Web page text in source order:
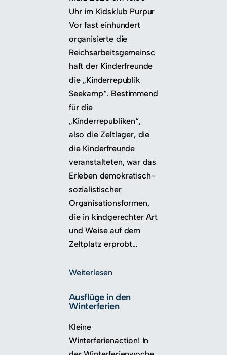
Uhr im Kidsklub Purpur
Vor fast einhundert
organisierte die
Reichsarbeitsgemeinsc
haft der Kinderfreunde
die „Kinderrepublik
Seekamp“. Bestimmend
für die
„Kinderrepubliken“,
also die Zeltlager, die
die Kinderfreunde
veranstalteten, war das
Erleben demokratisch-
sozialistischer
Organisationsformen,
die in kindgerechter Art
und Weise auf dem
Zeltplatz erprobt…
Weiterlesen
Ausflüge in den
Winterferien
Kleine
Winterferienaction! In